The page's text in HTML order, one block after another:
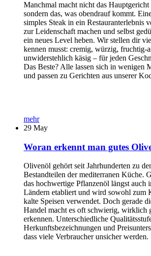
Manchmal macht nicht das
sondern das, was obendrauf kommt.
simples Steak in ein Restauranterlebnis
zur Leidenschaft machen und selbst
ein neues Level heben. Wir stellen dir
kennen musst: cremig, würzig, fruchtig-
unwiderstehlich käsig – für jeden
Das Beste? Alle lassen sich in wenigen
und passen zu Gerichten aus unserer
mehr
29 May
Woran erkennt man gutes
Olivenöl gehört seit Jahrhunderten zu
Bestandteilen der mediterranen Küche.
das hochwertige Pflanzenöl längst auch
Ländern etabliert und wird sowohl zum
kalte Speisen verwendet. Doch gerade
Handel macht es oft schwierig, wirklich
erkennen. Unterschiedliche
Herkunftsbezeichnungen und
dass viele Verbraucher unsicher werden.